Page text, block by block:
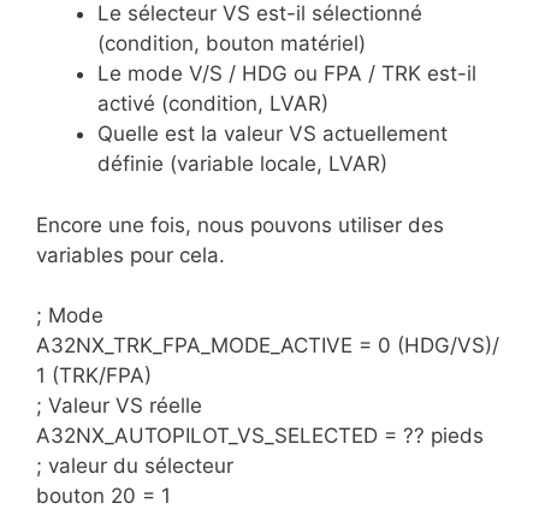
Le sélecteur VS est-il sélectionné
(condition, bouton matériel)
Le mode V/S / HDG ou FPA / TRK est-il
activé (condition, LVAR)
Quelle est la valeur VS actuellement
définie (variable locale, LVAR)
Encore une fois, nous pouvons utiliser des
variables pour cela.
; Mode
A32NX_TRK_FPA_MODE_ACTIVE = 0 (HDG/VS)/
1 (TRK/FPA)
; Valeur VS réelle
A32NX_AUTOPILOT_VS_SELECTED = ?? pieds
; valeur du sélecteur
bouton 20 = 1